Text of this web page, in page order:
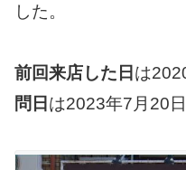
した。
前回来店した日 は
問日 は2023年7月20日